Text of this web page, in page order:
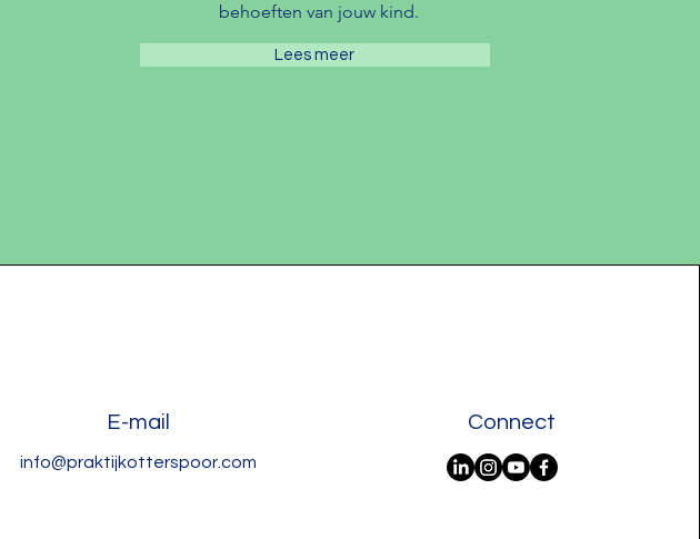
behoeften van jouw kind.
Lees meer
E-mail
info@praktijkotterspoor.com
Connect